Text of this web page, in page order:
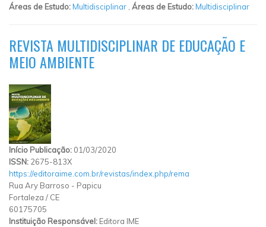
Áreas de Estudo:Multidisciplinar Áreas de Estudo:Multidisciplinar
REVISTA MULTIDISCIPLINAR DE EDUCAÇÃO E
MEIO AMBIENTE
Início Publicação: 01/03/2020
ISSN: 2675-813X
https://editoraime.com.br/revistas/index.php/rema
Rua Ary Barroso - Papicu
Fortaleza / CE
60175705
Instituição Responsável: Editora IME